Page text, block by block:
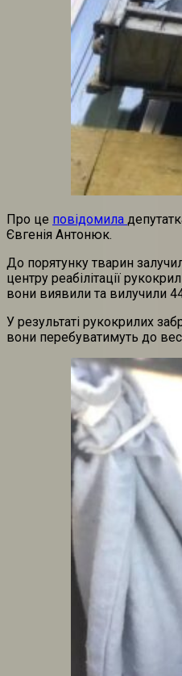
Про це повідомила
Євгенія Антонюк.
До порятунку тварин
центру реабілітації
вони виявили та вилучили
У результаті рукокрилих
вони перебуватимуть до